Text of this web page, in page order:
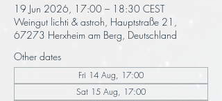
19 Jun 2026, 17:00 – 18:30 CEST
Weingut lichti & astroh, Hauptstraße 21,
67273 Herxheim am Berg, Deutschland
Other dates
Fri 14 Aug, 17:00
Sat 15 Aug, 17:00